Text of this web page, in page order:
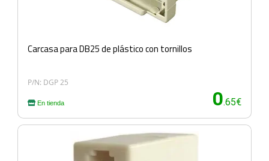
Carcasa para DB25 de plástico con tornillos
P/N: DGP 25
En tienda 0.65€